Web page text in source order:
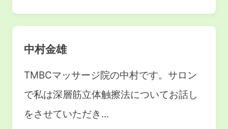
中村金雄
TMBCマッサージ院の中村です。サロン
で私は深層筋立体触擦法についてお話し
をさせていただき...